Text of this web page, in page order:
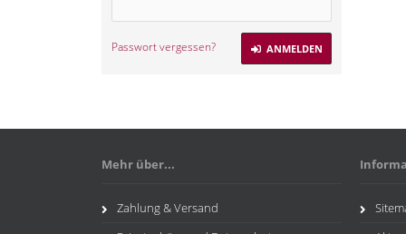
Passwort vergessen? ANMELDEN
Mehr über...
Zahlung & Versand